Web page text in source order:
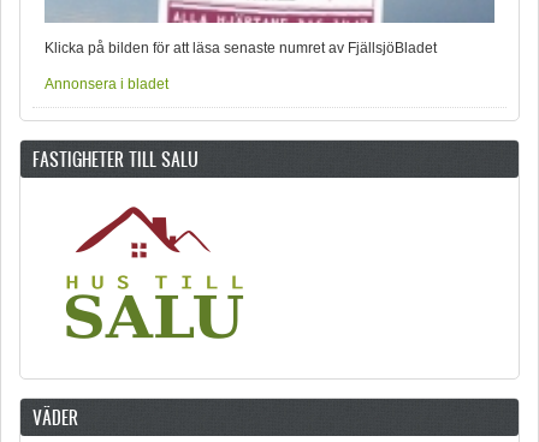
Klicka på bilden för att läsa senaste numret av FjällsjöBladet
Annonsera i bladet
FASTIGHETER TILL SALU
VÄDER